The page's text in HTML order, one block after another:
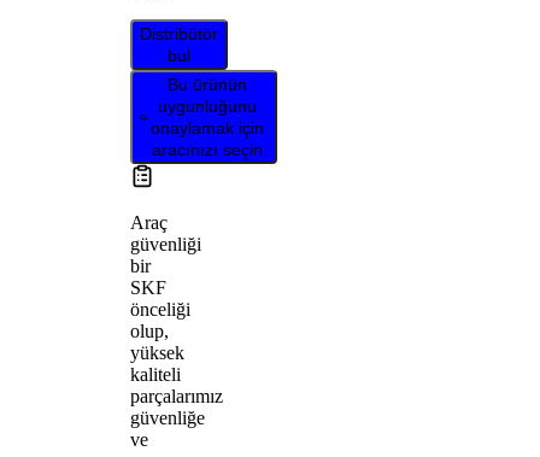
Distribütör
bul
Bu ürünün
uygunluğunu
onaylamak için
aracınızı seçin
Araç
güvenliği
bir
SKF
önceliği
olup,
yüksek
kaliteli
parçalarımız
güvenliğe
ve